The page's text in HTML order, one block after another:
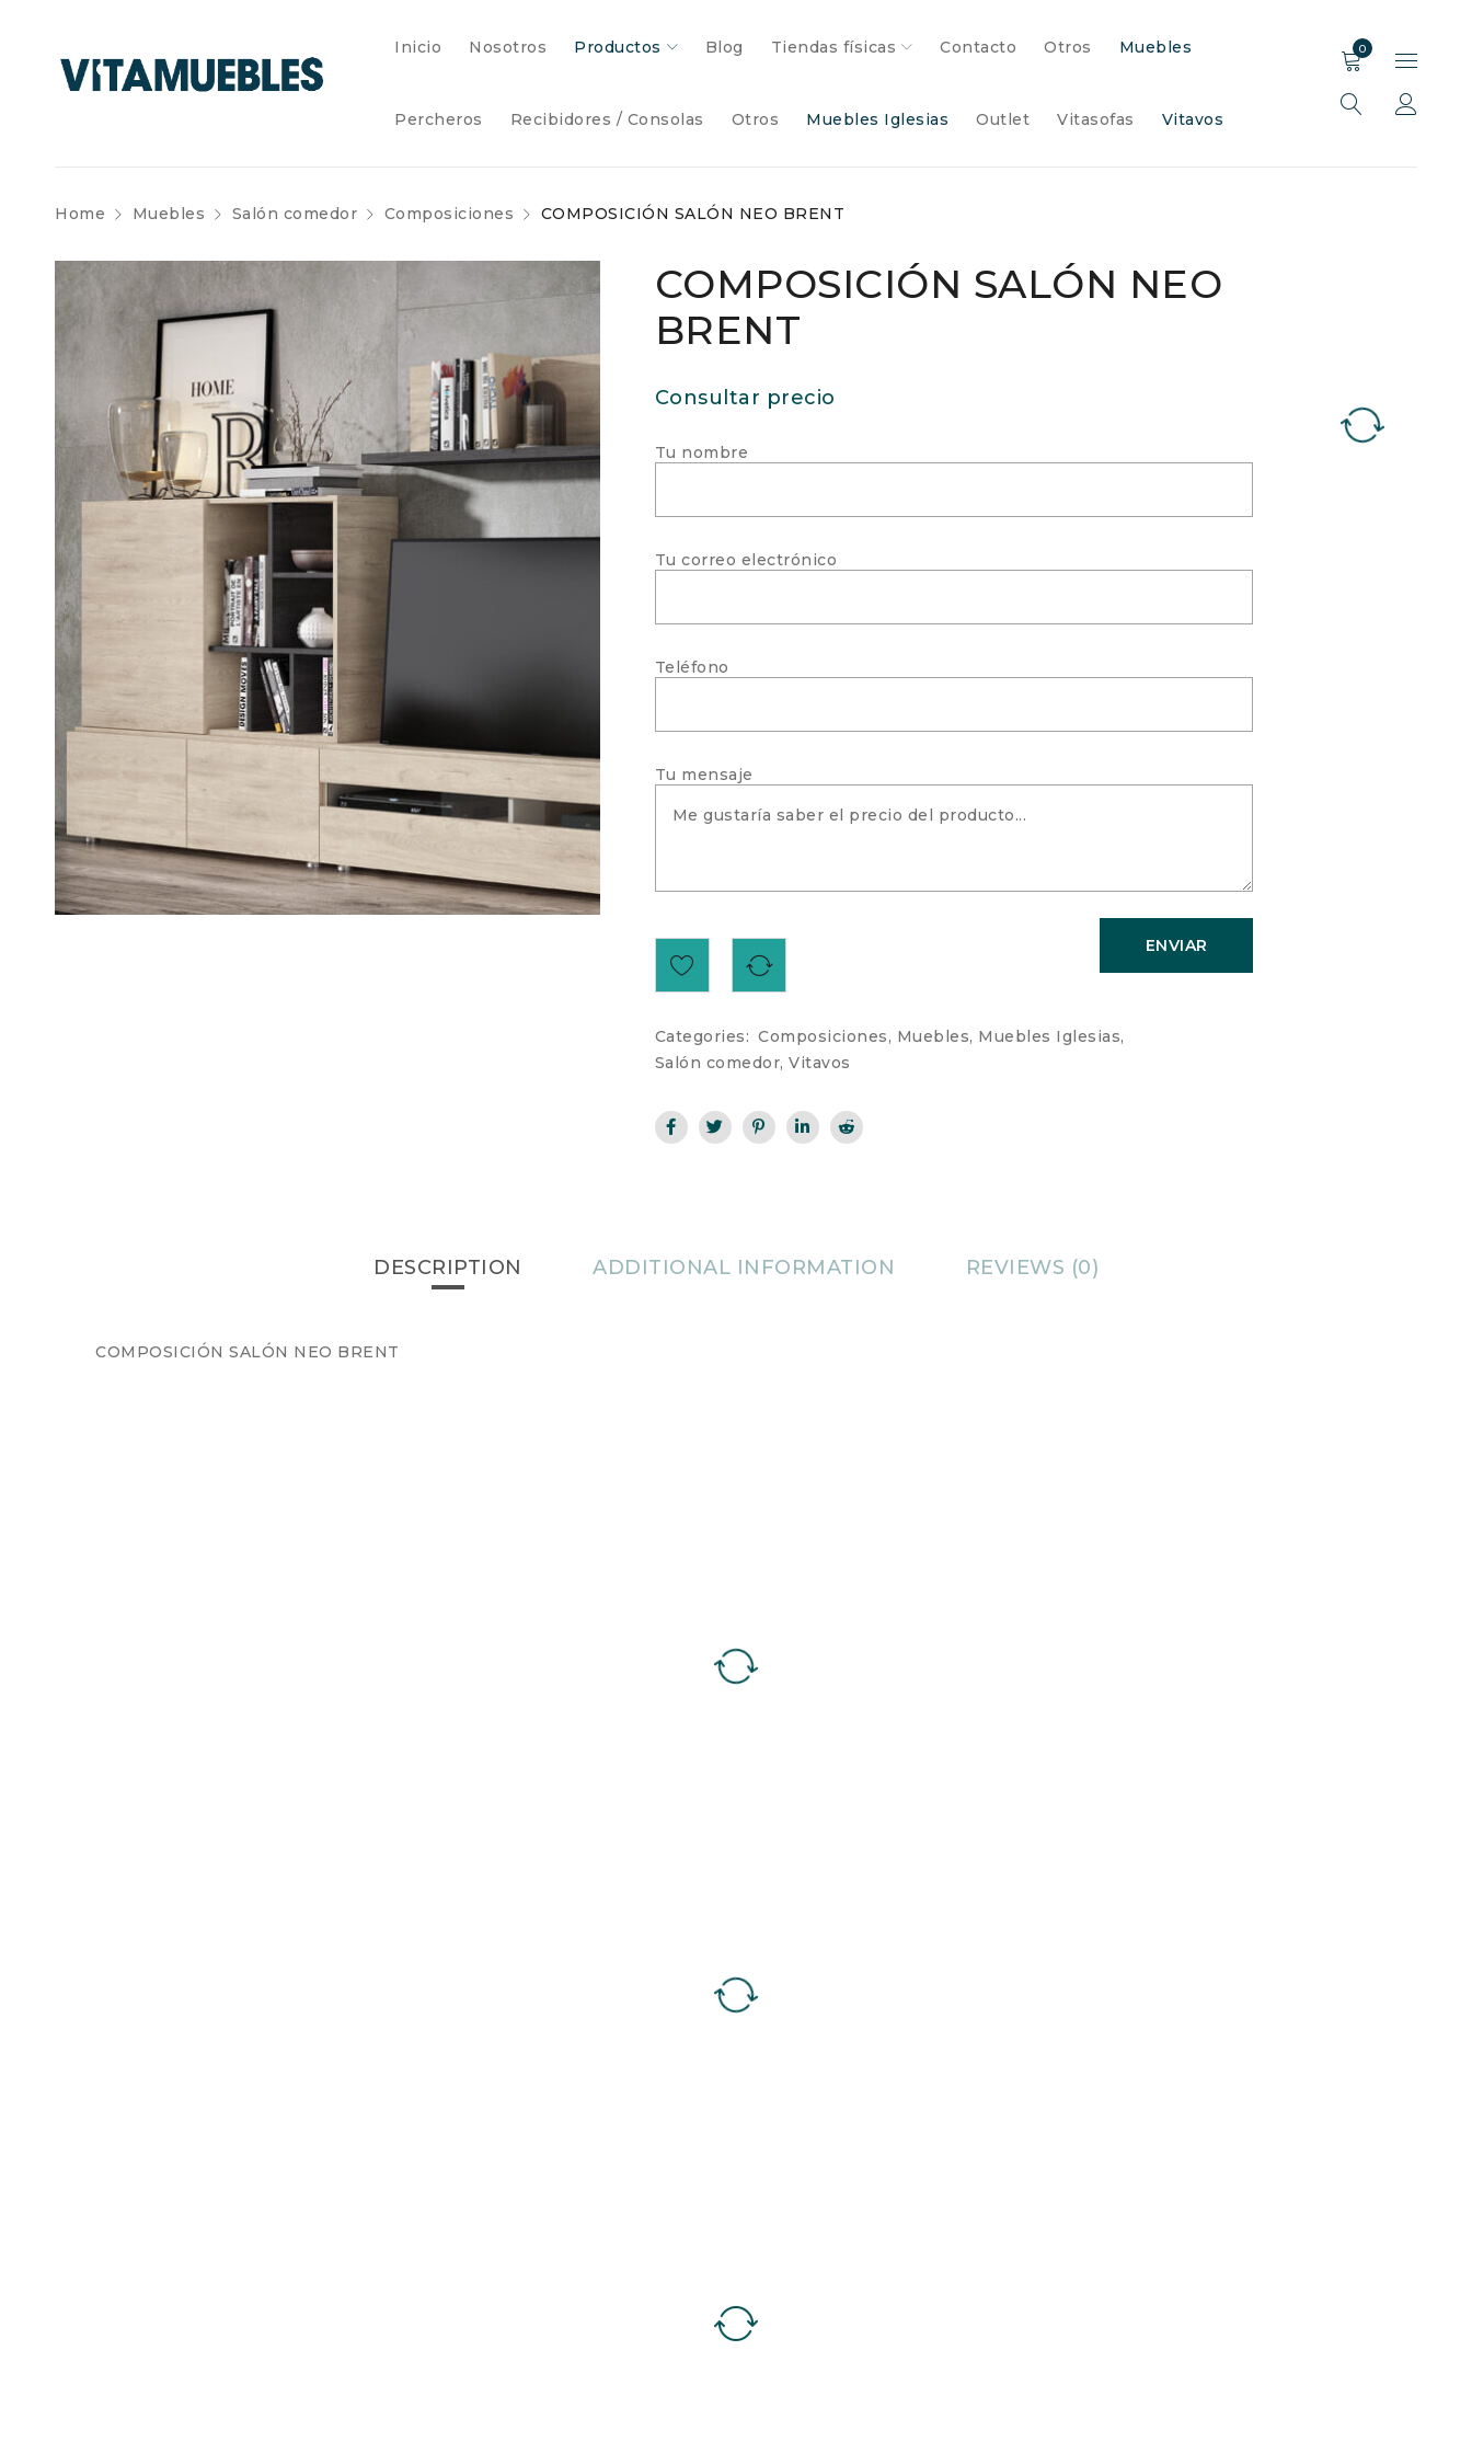
Inicio Nosotros Productos Blog Tiendas físicas Contacto Otros Muebles
Percheros Recibidores / Consolas Otros Muebles Iglesias Outlet Vitasofas Vitavos
0
Home Muebles Salón comedor Composiciones COMPOSICIÓN SALÓN NEO BRENT
COMPOSICIÓN SALÓN NEO
BRENT
Consultar precio
Tu nombre
Tu correo electrónico
Teléfono
Tu mensaje
Categories: Composiciones, Muebles, Muebles Iglesias,
Salón comedor,Vitavos
DESCRIPTION ADDITIONAL INFORMATION REVIEWS (0)
COMPOSICIÓN SALÓN NEO BRENT